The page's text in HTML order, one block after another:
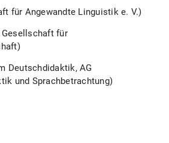
für Angewandte Linguistik e. V.)
Gesellschaft für
Deutschdidaktik, AG
und Sprachbetrachtung)